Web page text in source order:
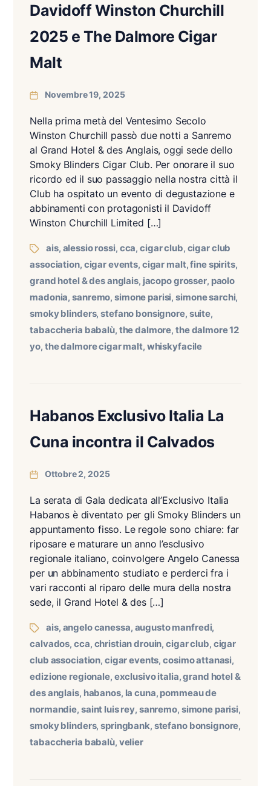
Davidoff Winston Churchill
2025 e The Dalmore Cigar
Malt
Novembre 19, 2025
Nella prima metà del Ventesimo Secolo
Winston Churchill passò due notti a Sanremo
al Grand Hotel & des Anglais, oggi sede dello
Smoky Blinders Cigar Club. Per onorare il suo
ricordo ed il suo passaggio nella nostra città il
Club ha ospitato un evento di degustazione e
abbinamenti con protagonisti il Davidoff
Winston Churchill Limited […]
ais, alessio rossi, cca,cigar club, cigar club
association, cigar events, cigar malt,fine spirits,
grand hotel & des anglais, jacopo grosser, paolo
madonia,sanremo,simone parisi,simone sarchi,
smoky blinders,stefano bonsignore, suite,
tabaccheria babalù, the dalmore,the dalmore 12
yo, the dalmore cigar malt, whiskyfacile
Habanos Exclusivo Italia La
Cuna incontra il Calvados
Ottobre 2, 2025
La serata di Gala dedicata all’Exclusivo Italia
Habanos è diventato per gli Smoky Blinders un
appuntamento fisso. Le regole sono chiare: far
riposare e maturare un anno l’esclusivo
regionale italiano, coinvolgere Angelo Canessa
per un abbinamento studiato e perderci fra i
vari racconti al riparo delle mura della nostra
sede, il Grand Hotel & des […]
ais, angelo canessa, augusto manfredi,
calvados,cca, christian drouin,cigar club, cigar
club association, cigar events,cosimo attanasi,
edizione regionale, exclusivo italia,grand hotel &
des anglais, habanos, la cuna, pommeau de
normandie, saint luis rey, sanremo, simone parisi,
smoky blinders,springbank, stefano bonsignore,
tabaccheria babalù, velier